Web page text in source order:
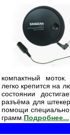
компактный
легко крепится на
состоянии
разъёма для
помощи
грамм. Подробнее...